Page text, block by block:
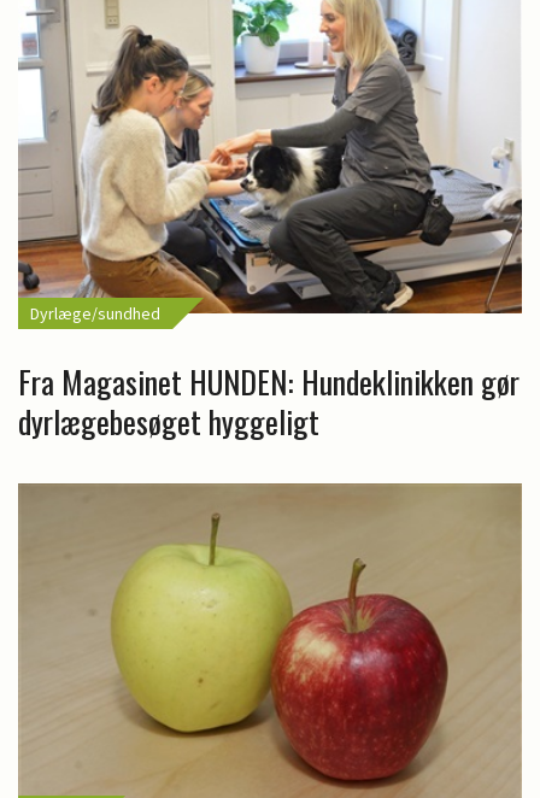
Dyrlæge/sundhed
Fra Magasinet HUNDEN: Hundeklinikken gør
dyrlægebesøget hyggeligt